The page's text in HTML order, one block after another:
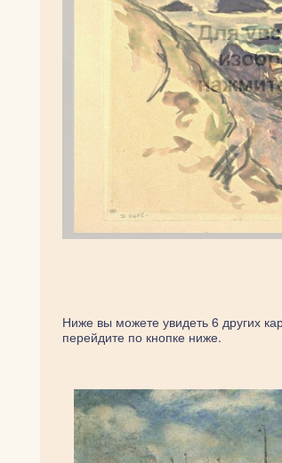
Ниже вы можете увидеть 6 других
перейдите по кнопке ниже.